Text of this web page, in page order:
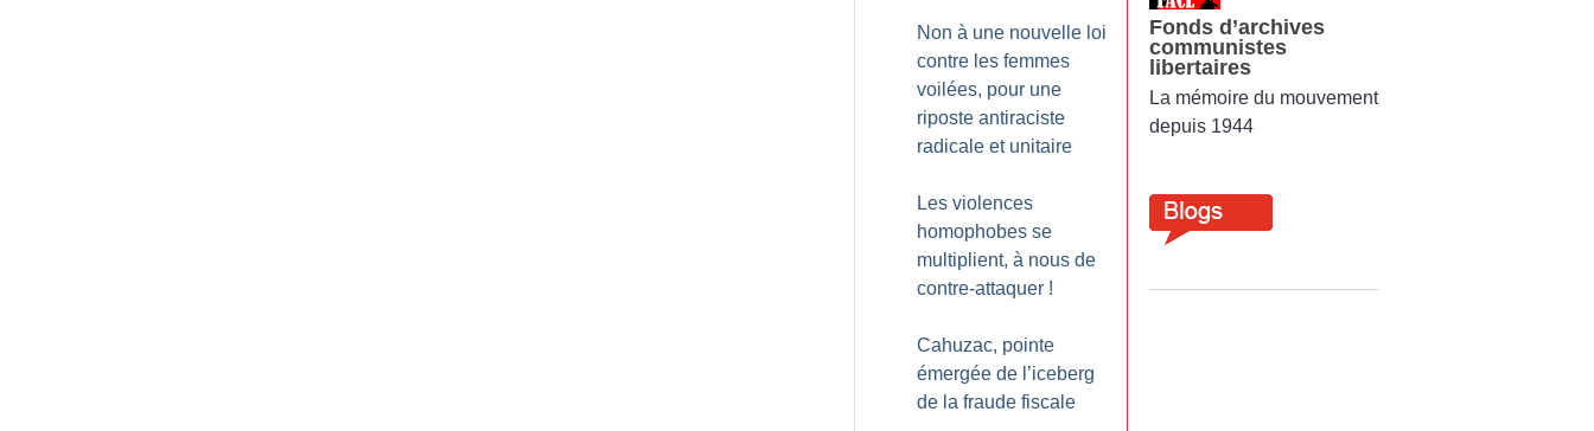
Non à une nouvelle loi
contre les femmes
voilées, pour une
riposte antiraciste
radicale et unitaire
Les violences
homophobes se
multiplient, à nous de
contre-attaquer !
Cahuzac, pointe
émergée de l’iceberg
de la fraude fiscale
Fonds d’archives
communistes
libertaires
La mémoire du mouvement
depuis 1944